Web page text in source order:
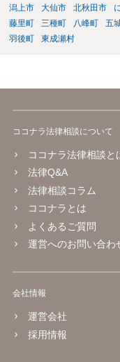
潟上市
大仙市 北秋田市
藤里町
三種町 八峰町 五
羽後町
東成瀬村
ココナラ法律相談について
ココナラ法律相談と
法律Q&A
法律相談コラム
ココナラとは
よくあるご質問
運営へのお問い合わ
会社情報
運営会社
採用情報